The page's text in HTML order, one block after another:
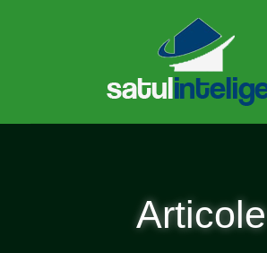
Articole